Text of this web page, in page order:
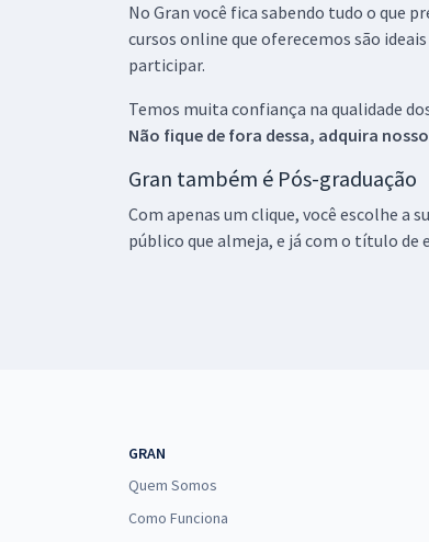
No Gran você fica sabendo tudo o que
cursos online que oferecemos são
participar.
Temos muita confiança na qualidade
Não fique de fora dessa, adquira
Gran também é Pós-graduação
Com apenas um clique, você escolhe a
público que almeja, e já com o título de
GRAN
Quem Somos
Como Funciona